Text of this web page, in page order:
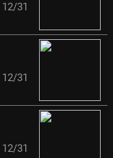
12/31
12/31
12/31